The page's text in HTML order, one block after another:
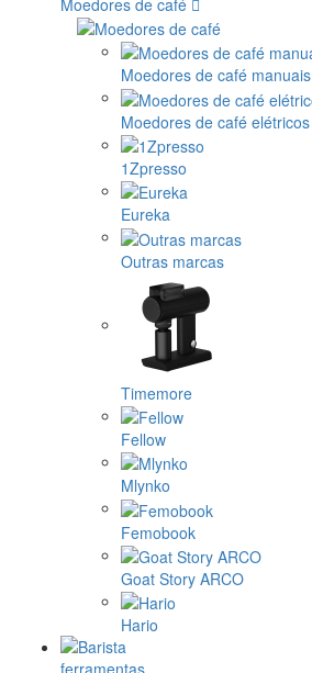
Moedores de café manuais
Moedores de café elétricos
1Zpresso
Eureka
Outras marcas
Timemore
Fellow
Mlynko
Femobook
Goat Story ARCO
Hario